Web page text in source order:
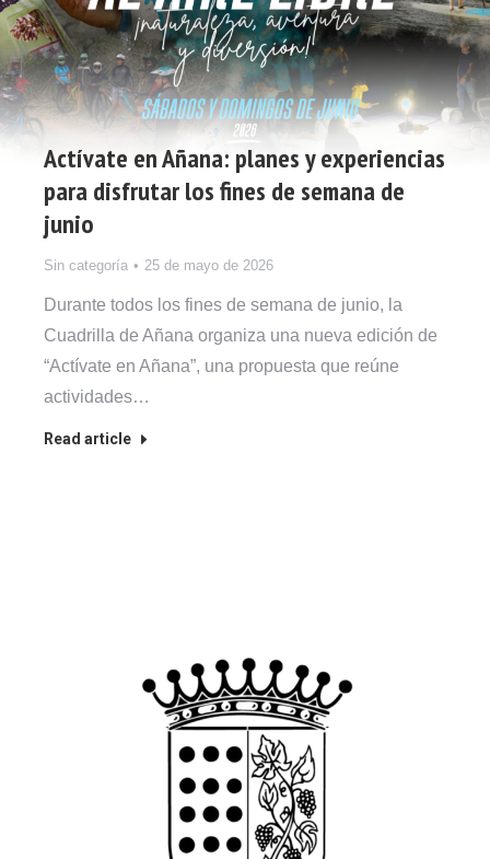
Actívate en Añana: planes y experiencias
para disfrutar los fines de semana de
junio
Sin categoría 25 de mayo de 2026
Durante todos los fines de semana de junio, la
Cuadrilla de Añana organiza una nueva edición de
“Actívate en Añana”, una propuesta que reúne
actividades…
Read article